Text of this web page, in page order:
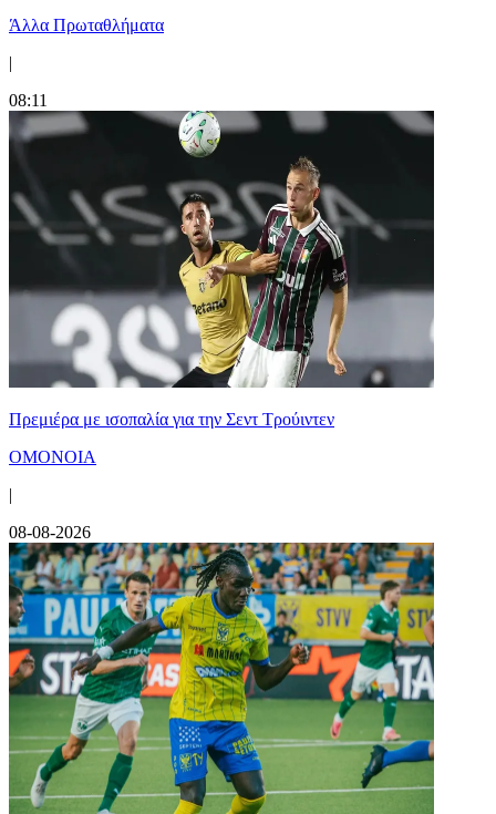
Άλλα Πρωταθλήματα
|
08:11
Πρεμιέρα με ισοπαλία για την Σεντ Τρούιντεν
ΟΜΟΝΟΙΑ
|
08-08-2026